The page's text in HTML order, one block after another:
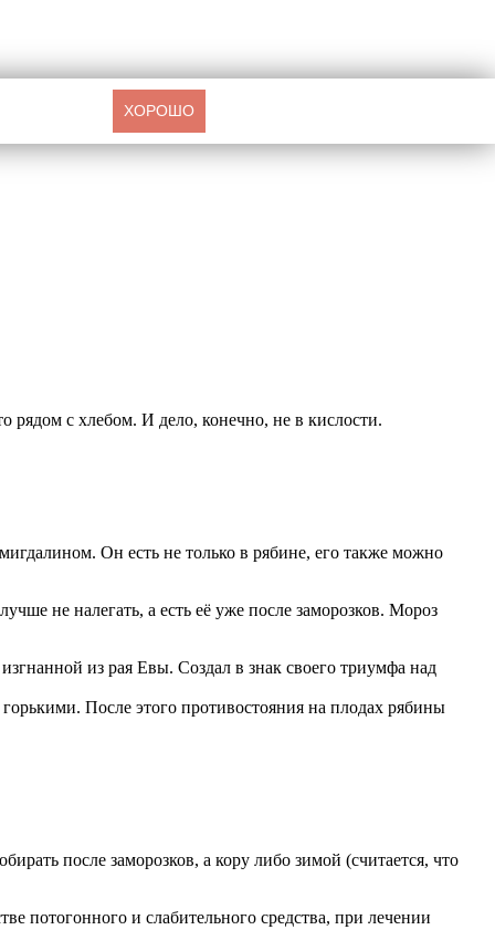
рядом с хлебом. И дело, конечно, не в кислости.
Он есть не только в рябине, его также можно
не налегать, а есть её уже после заморозков. Мороз
из рая Евы. Создал в знак своего триумфа над
После этого противостояния на плодах рябины
после заморозков, а кору либо зимой (считается, что
потогонного и слабительного средства, при лечении
ХОРОШО